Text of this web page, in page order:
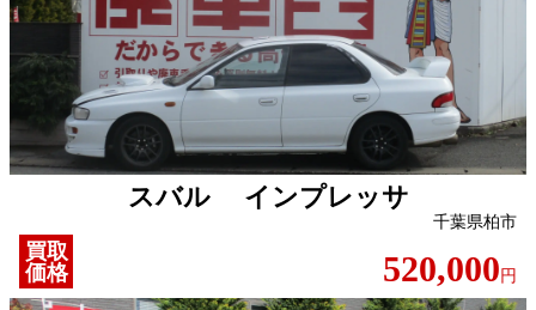
スバル インプレッサ
千葉県柏市
買取
価格
520,000 円